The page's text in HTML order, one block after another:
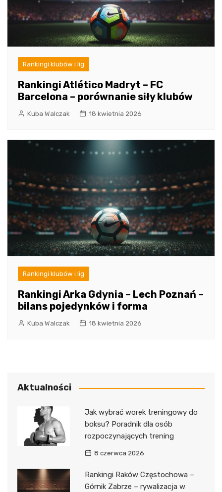
Rankingi klubów i lig
Rankingi Atlético Madryt – FC
Barcelona – porównanie siły klubów
Kuba Walczak 18 kwietnia 2026
Rankingi klubów i lig
Rankingi Arka Gdynia – Lech Poznań –
bilans pojedynków i forma
Kuba Walczak 18 kwietnia 2026
Aktualności
Jak wybrać worek treningowy do
boksu? Poradnik dla osób
rozpoczynających trening
8 czerwca 2026
Rankingi Raków Częstochowa –
Górnik Zabrze – rywalizacja w